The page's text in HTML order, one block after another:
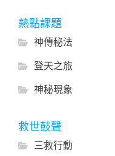
熱點課題
神傳秘法
登天之旅
神秘現象
救世鼓聲
三救行動